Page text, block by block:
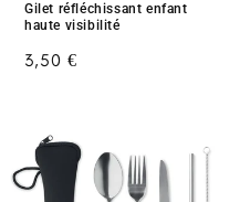
Gilet réfléchissant enfant
haute visibilité
Prix
3,50 €